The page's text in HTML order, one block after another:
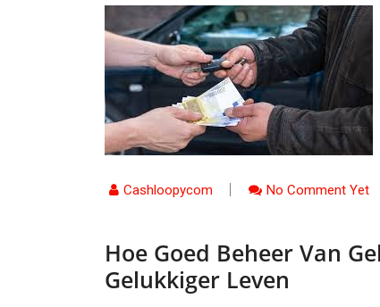
Cashloopycom No Comment Yet
Hoe Goed Beheer Van
Gelukkiger Leven